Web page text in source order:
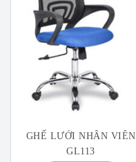
GHẾ LƯỚI NHÂN VIÊN
GL113